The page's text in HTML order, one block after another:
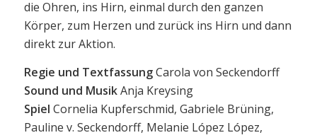
die Ohren, ins Hirn, einmal durch den ganzen
Körper, zum Herzen und zurück ins Hirn und dann
direkt zur Aktion.
Regie und TextfassungCarola von Seckendorff
Sound und MusikAnja Kreysing
Spiel Cornelia Kupferschmid, Gabriele Brüning,
Pauline v. Seckendorff, Melanie López López,